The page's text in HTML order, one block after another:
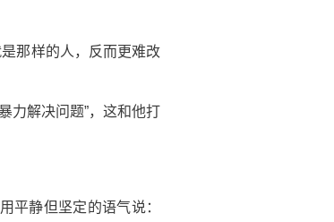
那样的人，反而更难改
力解决问题”，这和他打
静但坚定的语气说：